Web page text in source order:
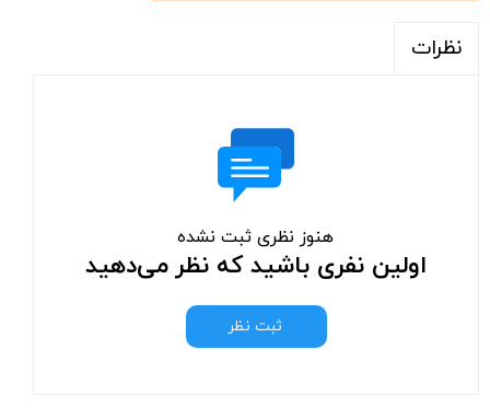
نظرات
هنوز نظری ثبت نشده
اولین نفری باشید که نظر می‌دهید
ثبت نظر